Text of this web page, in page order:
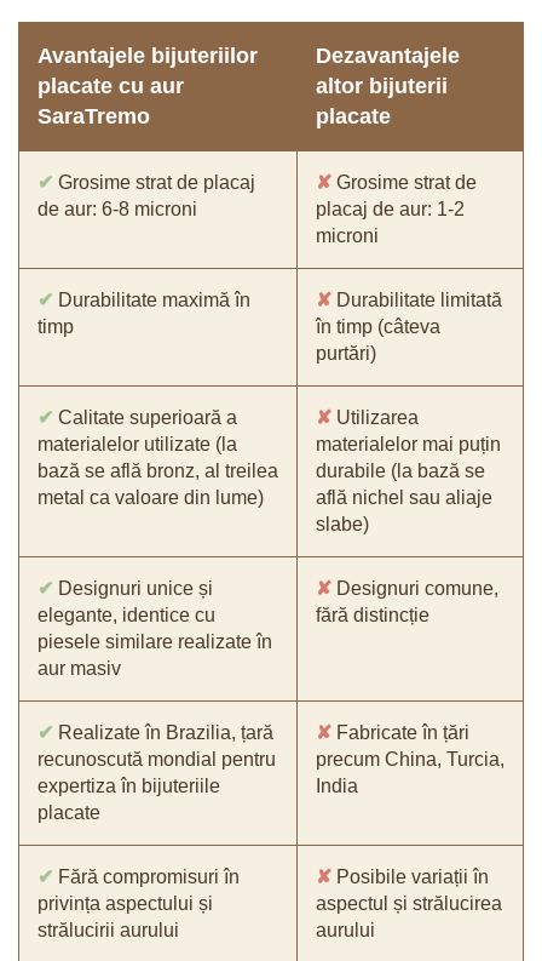
Avantajele bijuteriilor
placate cu aur
SaraTremo
Dezavantajele
altor bijuterii
placate
✔ Grosime strat de placaj
de aur: 6-8 microni
✘ Grosime strat de
placaj de aur: 1-2
microni
✔ Durabilitate maximă în
timp
✘ Durabilitate limitată
în timp (câteva
purtări)
✔ Calitate superioară a
materialelor utilizate (la
bază se află bronz, al treilea
metal ca valoare din lume)
✘ Utilizarea
materialelor mai puțin
durabile (la bază se
află nichel sau aliaje
slabe)
✔ Designuri unice și
elegante, identice cu
piesele similare realizate în
aur masiv
✘ Designuri comune,
fără distincție
✔ Realizate în Brazilia, țară
recunoscută mondial pentru
expertiza în bijuteriile
placate
✘ Fabricate în țări
precum China, Turcia,
India
✔ Fără compromisuri în
privința aspectului și
strălucirii aurului
✘ Posibile variații în
aspectul și strălucirea
aurului